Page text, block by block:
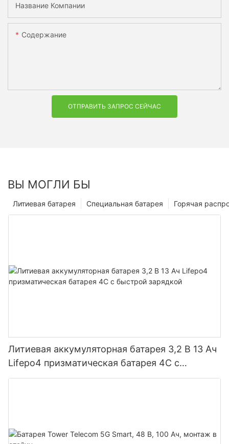
Название Компании
Содержание
ОТПРАВИТЬ ЗАПРОС СЕЙЧАС
ВЫ МОГЛИ БЫ
Горячая
Специальная батарея
Литиевая батарея
Литиевая аккумуляторная батарея 3,2 В 13 Ач
Lifepo4 призматическая батарея 4C с
быстрой зарядкой